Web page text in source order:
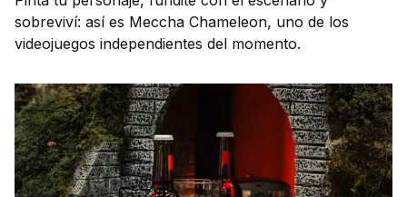
sobreviví: así es Meccha Chameleon, uno de los
videojuegos independientes del momento.